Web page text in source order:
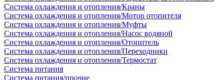
Система охлаждения и отопления/Краны
Система охлаждения и отопления/Мотор отопителя
Система охлаждения и отопления/Муфты
Система охлаждения и отопления/Насос водяной
Система охлаждения и отопления/Отопитель
Система охлаждения и отопления/Переходники
Система охлаждения и отопления/Термостат
Система питания
Система питания/прочие